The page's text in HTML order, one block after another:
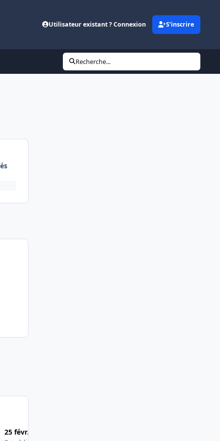
Utilisateur existant ? Connexion S’inscrire
Recherche...
25 févr. 2008